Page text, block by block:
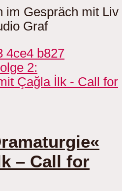
im Gespräch mit Liv
Graf
– Call for